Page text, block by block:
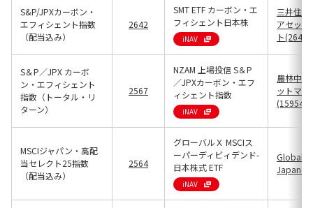
S&P/JPXカーボン・
エフィシェント指数
（配当込み）
2642
SMT ETF カーボン・エ
フィシェント日本株
iNAV
三井住
アセッ
ト
S＆P／JPX カーボ
ン・エフィシェント
指数（トータル・リ
ターン）
2567
NZAM 上場投信 S＆P
／JPXカーボン・エフ
ィシェント指数
iNAV
農林中
ットマ
(15954)
MSCIジャパン・高配
当セレクト25指数
（配当込み）
2564
グローバルＸ MSCIス
ーパーディビィデンド-
日本株式 ETF
iNAV
Global X